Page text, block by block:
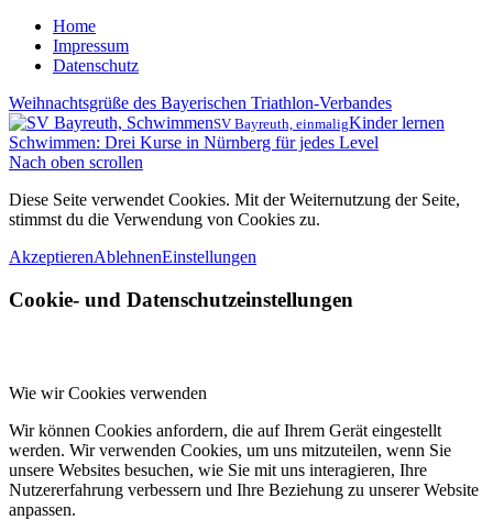
Home
Impressum
Datenschutz
Weihnachtsgrüße des Bayerischen Triathlon-Verbandes
SV Bayreuth, einmaligKinder lernen
Schwimmen: Drei Kurse in Nürnberg für jedes Level
Nach oben scrollen
Diese Seite verwendet Cookies. Mit der Weiternutzung der Seite,
stimmst du die Verwendung von Cookies zu.
AkzeptierenAblehnenEinstellungen
Cookie- und Datenschutzeinstellungen
Wie wir Cookies verwenden
Wir können Cookies anfordern, die auf Ihrem Gerät eingestellt
werden. Wir verwenden Cookies, um uns mitzuteilen, wenn Sie
unsere Websites besuchen, wie Sie mit uns interagieren, Ihre
Nutzererfahrung verbessern und Ihre Beziehung zu unserer Website
anpassen.